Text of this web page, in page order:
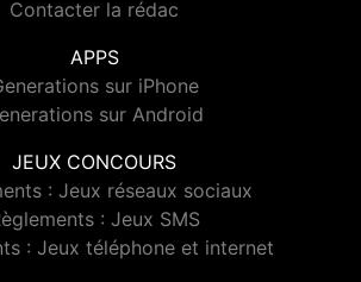
Contacter la rédac
APPS
sur iPhone
sur Android
JEUX CONCOURS
: Jeux réseaux sociaux
: Jeux SMS
: Jeux téléphone et internet